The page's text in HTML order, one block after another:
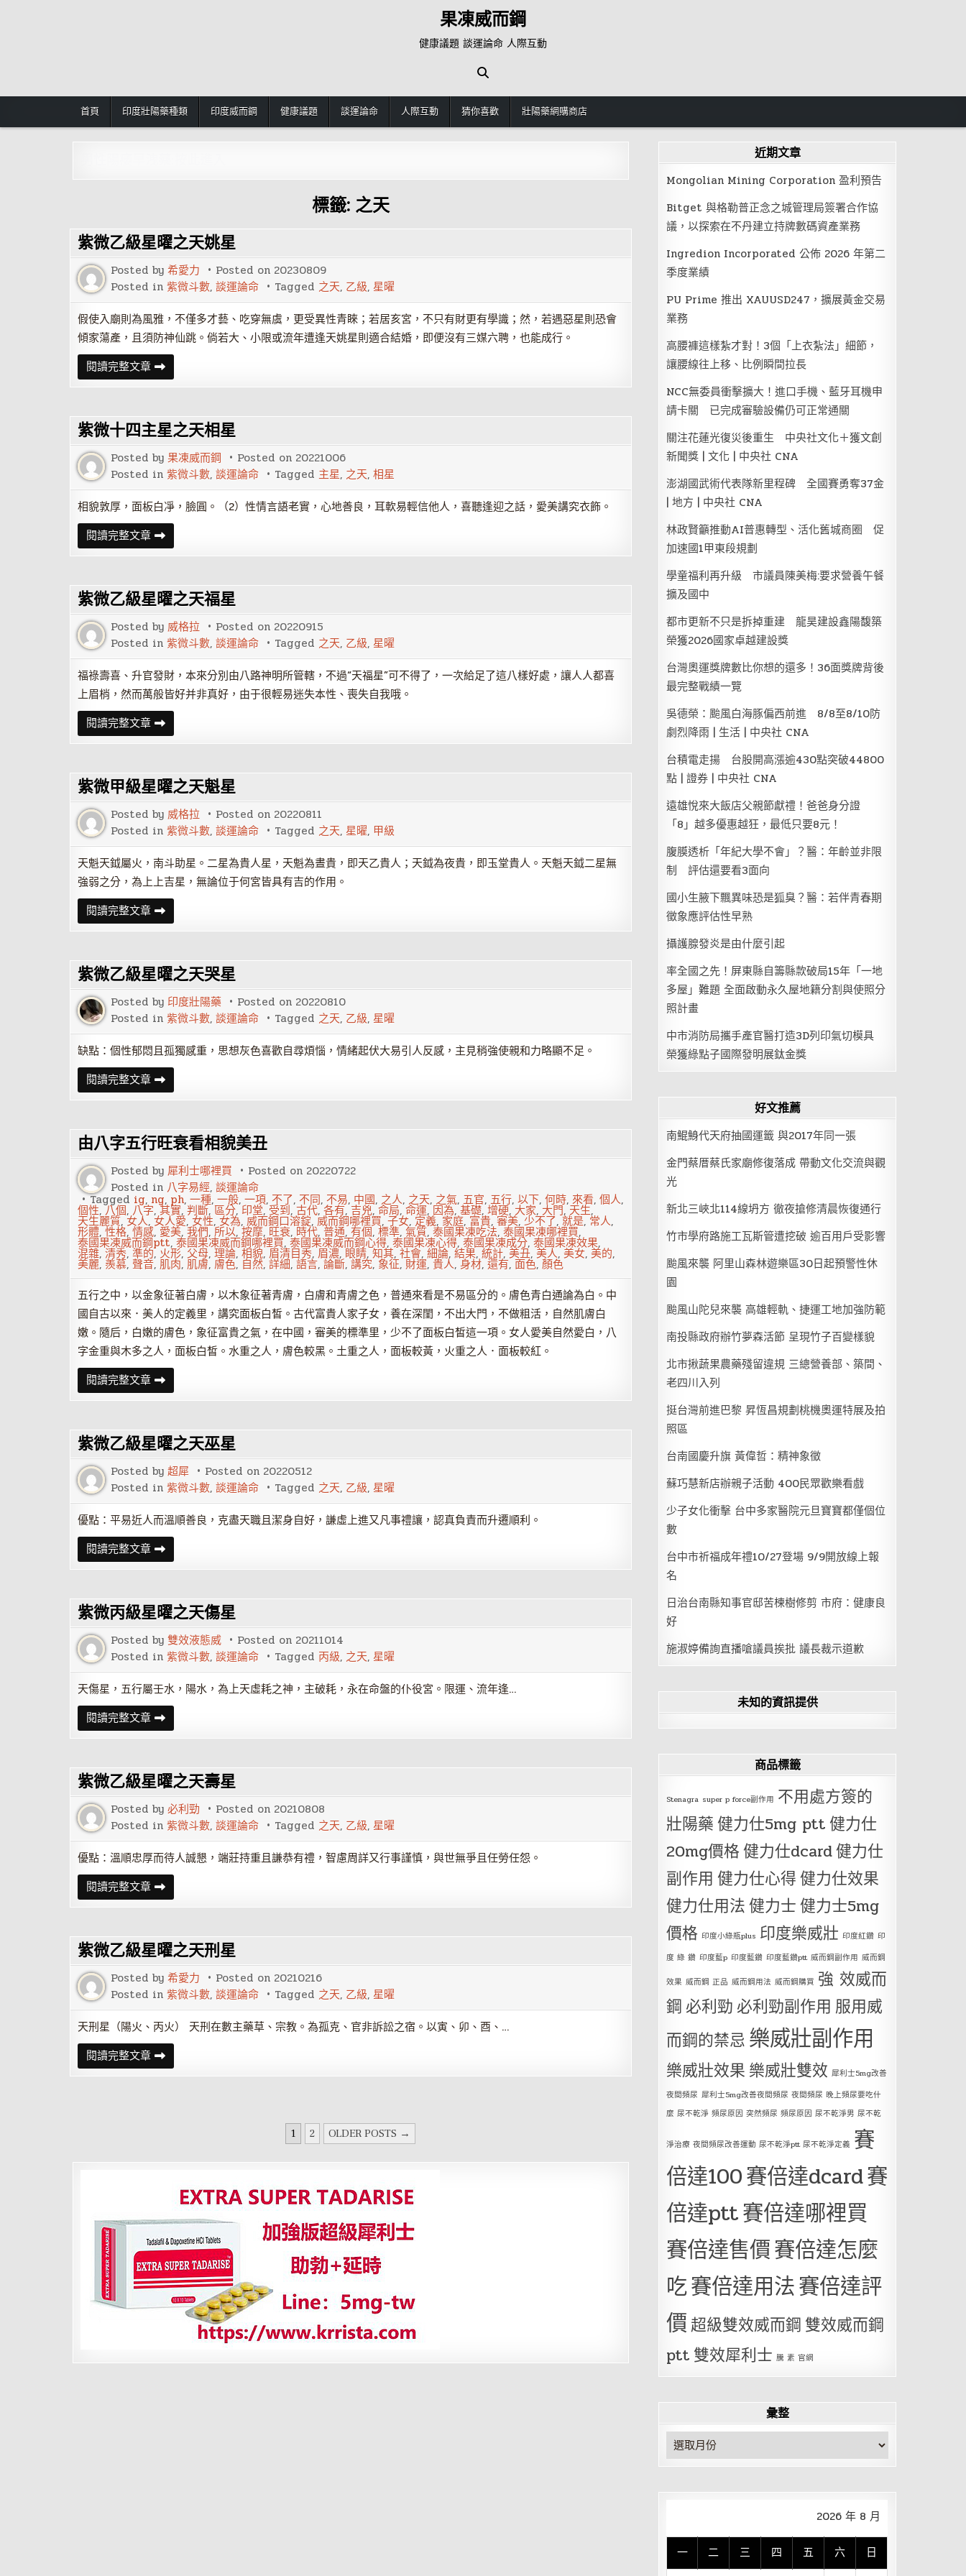
果凍威而鋼
健康議題 談運論命 人際互動
首頁 印度壯陽藥種類 印度威而鋼 健康議題 談運論命 人際互動 猜你喜歡 壯陽藥網購商店
標籤: 之天
紫微乙級星曜之天姚星
Posted by 希愛力 Posted on 20230809
Posted in 紫微斗數, 談運論命 Tagged 之天, 乙級, 星曜
假使入廟則為風雅，不僅多才藝、吃穿無虞，更受異性青睞；若居亥宮，不只有財更有學識；然，若遇惡星則恐會
傾家蕩產，且須防神仙跳。倘若大、小限或流年遭逢天姚星則適合結婚，即便沒有三媒六聘，也能成行。
閱讀完整文章紫
微
乙
曜
之
天
姚
星
紫微十四主星之天相星
Posted by 果凍威而鋼 Posted on 20221006
Posted in 紫微斗數, 談運論命 Tagged 主星, 之天, 相星
相貌敦厚，面板白凈，臉圓。（2）性情言語老實，心地善良，耳軟易輕信他人，喜聽逢迎之話，愛美講究衣飾。
閱讀完整文章紫
微
十
星
之
天
相
星
紫微乙級星曜之天福星
Posted by 威格拉 Posted on 20220915
Posted in 紫微斗數, 談運論命 Tagged 之天, 乙級, 星曜
福祿壽喜、升官發財，本來分別由八路神明所管轄，不過“天福星”可不得了，一次給足了這八樣好處，讓人人都喜
上眉梢，然而萬般皆好并非真好，由于很輕易迷失本性、喪失自我哦。
閱讀完整文章紫
微
乙
曜
之
天
福
星
紫微甲級星曜之天魁星
Posted by 威格拉 Posted on 20220811
Posted in 紫微斗數, 談運論命 Tagged 之天, 星曜, 甲級
天魁天鉞屬火，南斗助星。二星為貴人星，天魁為晝貴，即天乙貴人；天鉞為夜貴，即玉堂貴人。天魁天鉞二星無
強弱之分，為上上吉星，無論位于何宮皆具有吉的作用。
閱讀完整文章紫
微
甲
曜
之
天
魁
星
紫微乙級星曜之天哭星
Posted by 印度壯陽藥 Posted on 20220810
Posted in 紫微斗數, 談運論命 Tagged 之天, 乙級, 星曜
缺點：個性郁悶且孤獨感重，思想灰色喜歡自尋煩惱，情緒起伏大易引人反感，主見稍強使親和力略顯不足。
閱讀完整文章紫
微
乙
曜
之
天
哭
星
由八字五行旺衰看相貌美丑
Posted by 犀利士哪裡買 Posted on 20220722
Posted in 八字易經, 談運論命
Tagged ig, ng, ph, 一種, 一般, 一項, 不了, 不同, 不易, 中國, 之人, 之天, 之氣, 五官, 五行, 以下, 何時, 來看, 個人,
個性,八個, 八字,其實,判斷,區分,印堂,受到,古代,各有,吉兇,命局,命運,因為,基礎,增硬,大家,大門,天生,
天生麗質,女人, 女人愛, 女性, 女為, 威而鋼口溶錠,威而鋼哪裡買,子女,定義,家庭, 富貴,審美,少不了,就是, 常人,
形體,性格,情感, 愛美,我們,所以,按摩,旺衰,時代,普通,有個, 標準, 氣質,泰國果凍吃法, 泰國果凍哪裡買,
泰國果凍威而鋼ptt, 泰國果凍威而鋼哪裡買,泰國果凍威而鋼心得, 泰國果凍心得,泰國果凍成分,泰國果凍效果,
混雜,清秀,準的, 火形,父母,理論,相貌, 眉清目秀,眉濃,眼睛,知其,社會, 細論,結果, 統計,美丑,美人,美女,美的,
美麗, 羨慕, 聲音, 肌肉, 肌膚, 膚色, 自然, 詳細,語言,論斷,講究, 象征,財運,貴人,身材,還有, 面色, 顏色
五行之中，以金象征著白膚，以木象征著青膚，白膚和青膚之色，普通來看是不易區分的。膚色青白通論為白。中
國自古以來．美人的定義里，講究面板白皙。古代富貴人家子女，養在深閨，不出大門，不做粗活，自然肌膚白
嫩。隨后，白嫩的膚色，象征富貴之氣，在中國，審美的標準里，少不了面板白皙這一項。女人愛美自然愛白，八
字金重與木多之人，面板白皙。水重之人，膚色較黑。土重之人，面板較黃，火重之人．面板較紅。
閱讀完整文章由
八
字
旺
衰
看
相
貌
美
紫微乙級星曜之天巫星
Posted by 超犀 Posted on 20220512
Posted in 紫微斗數, 談運論命 Tagged 之天, 乙級, 星曜
優點：平易近人而溫順善良，克盡天職且潔身自好，謙虛上進又凡事禮讓，認真負責而升遷順利。
閱讀完整文章紫
微
乙
曜
之
天
巫
星
紫微丙級星曜之天傷星
Posted by 雙效液態威 Posted on 20211014
Posted in 紫微斗數, 談運論命 Tagged 丙級, 之天, 星曜
天傷星，五行屬壬水，陽水，為上天虛耗之神，主破耗，永在命盤的仆役宮。限運、流年逢…
閱讀完整文章紫
微
丙
曜
之
天
傷
星
紫微乙級星曜之天壽星
Posted by 必利勁 Posted on 20210808
Posted in 紫微斗數, 談運論命 Tagged 之天, 乙級, 星曜
優點：溫順忠厚而待人誠懇，端莊持重且謙恭有禮，智慮周詳又行事謹慎，與世無爭且任勞任怨。
閱讀完整文章紫
微
乙
曜
之
天
壽
星
紫微乙級星曜之天刑星
Posted by 希愛力 Posted on 20210216
Posted in 紫微斗數, 談運論命 Tagged 之天, 乙級, 星曜
天刑星（陽火、丙火） 天刑在數主藥草、宗教。為孤克、官非訴訟之宿。以寅、卯、酉、…
閱讀完整文章紫
微
乙
1 2 OLDER POSTS →
近期文章
Mongolian Mining Corporation 盈利預告
Bitget 與格勒普正念之城管理局簽署合作協
議，以探索在不丹建立持牌數碼資產業務
Ingredion Incorporated 公佈 2026 年第二
季度業績
PU Prime 推出 XAUUSD247，擴展黃金交易
業務
高腰褲這樣紮才對！3個「上衣紮法」細節，
讓腰線往上移、比例瞬間拉長
NCC無委員衝擊擴大！進口手機、藍牙耳機申
請卡關 已完成審驗設備仍可正常通關
關注花蓮光復災後重生 中央社文化＋獲文創
新聞獎 | 文化 | 中央社 CNA
澎湖國武術代表隊新里程碑 全國賽勇奪37金
| 地方 | 中央社 CNA
林政賢籲推動AI普惠轉型、活化舊城商圈 促
加速國1甲東段規劃
學童福利再升級 市議員陳美梅:要求營養午餐
擴及國中
都市更新不只是拆掉重建 龍昊建設鑫陽馥築
榮獲2026國家卓越建設獎
台灣奧運獎牌數比你想的還多！36面獎牌背後
最完整戰績一覽
吳德榮：颱風白海豚偏西前進 8/8至8/10防
劇烈降雨 | 生活 | 中央社 CNA
台積電走揚 台股開高漲逾430點突破44800
點 | 證券 | 中央社 CNA
遠雄悅來大飯店父親節獻禮！爸爸身分證
「8」越多優惠越狂，最低只要8元！
腹膜透析「年紀大學不會」？醫：年齡並非限
制 評估還要看3面向
國小生腋下飄異味恐是狐臭？醫：若伴青春期
徵象應評估性早熟
攝護腺發炎是由什麼引起
率全國之先！屏東縣自籌縣款破局15年「一地
多屋」難題 全面啟動永久屋地籍分割與使照分
照計畫
中市消防局攜手產官醫打造3D列印氣切模具
榮獲綠點子國際發明展鈦金獎
好文推薦
南鯤鯓代天府抽國運籤 與2017年同一張
金門蔡厝蔡氏家廟修復落成 帶動文化交流與觀
光
新北三峽北114線坍方 徹夜搶修清晨恢復通行
竹市學府路施工瓦斯管遭挖破 逾百用戶受影響
颱風來襲 阿里山森林遊樂區30日起預警性休
園
颱風山陀兒來襲 高雄輕軌、捷運工地加強防範
南投縣政府辦竹夢森活節 呈現竹子百變樣貌
北市揪蔬果農藥殘留違規 三總營養部、築間、
老四川入列
挺台灣前進巴黎 昇恆昌規劃桃機奧運特展及拍
照區
台南國慶升旗 黃偉哲：精神象徵
蘇巧慧新店辦親子活動 400民眾歡樂看戲
少子女化衝擊 台中多家醫院元旦寶寶都僅個位
數
台中市祈福成年禮10/27登場 9/9開放線上報
名
日治台南縣知事官邸苦楝樹修剪 市府：健康良
好
施淑婷備詢直播嗆議員挨批 議長裁示道歉
未知的資訊提供
商品標籤
Stenagra super p force副作用 不用處方簽的
壯陽藥健力仕5mg ptt健力仕
20mg價格健力仕dcard健力仕
副作用 健力仕心得健力仕效果
健力仕用法健力士健力士5mg
價格 印度小綠瓶plus 印度樂威壯 印度紅鑽 印
度 綠 鑽 印度藍p 印度藍鑽 印度藍鑽ptt 威而鋼副作用 威而鋼
效果 威而鋼 正品 威而鋼用法 威而鋼購買 強 效威而
鋼 必利勁 必利勁副作用 服用威
而鋼的禁忌 樂威壯副作用
樂威壯效果 樂威壯雙效 犀利士5mg改善
夜間頻尿 犀利士5mg改善夜間頻尿 夜間頻尿 晚上頻尿要吃什
麼 尿不乾淨 頻尿原因 突然頻尿 頻尿原因 尿不乾淨男 尿不乾
淨治療 夜間頻尿改善運動 尿不乾淨ptt 尿不乾淨定義 賽
倍達100賽倍達dcard賽
倍達ptt賽倍達哪裡買
賽倍達售價賽倍達怎麼
吃賽倍達用法賽倍達評
價超級雙效威而鋼 雙效威而鋼
ptt 雙效犀利士 騰 素 官網
彙整
彙
整
2026 年 8 月
一 二 三 四 五 六 日